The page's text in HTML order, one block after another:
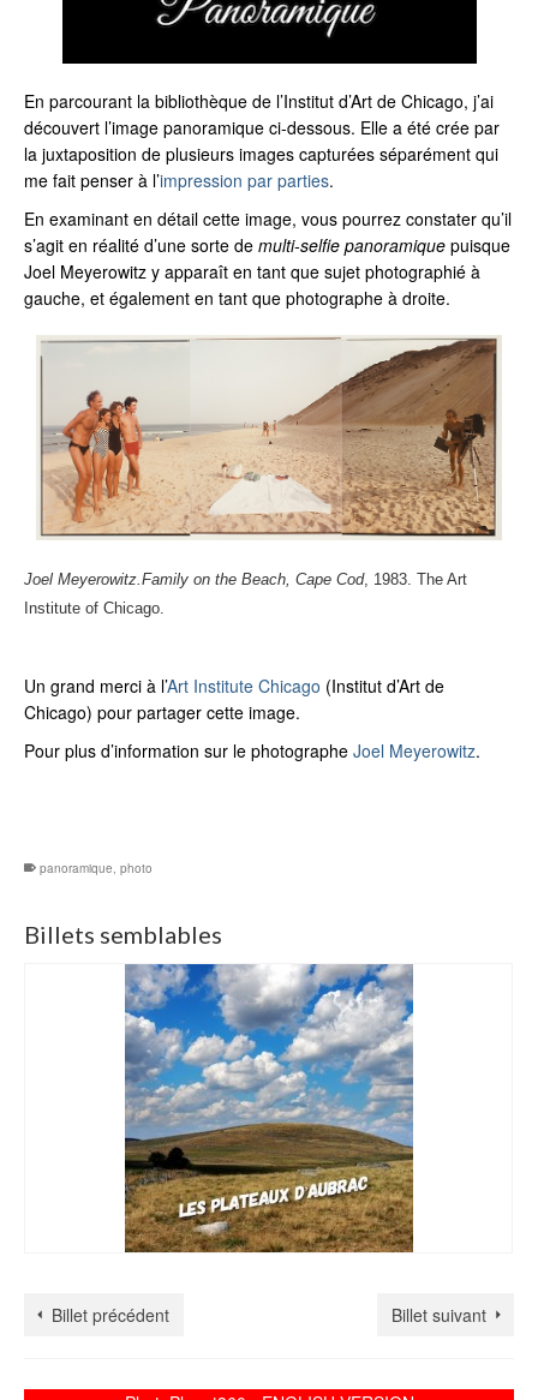
En parcourant la bibliothèque de l’Institut d’Art de Chicago, j’ai
découvert l’image panoramique ci-dessous. Elle a été crée par
la juxtaposition de plusieurs images capturées séparément qui
me fait penser à l’impression par parties.
En examinant en détail cette image, vous pourrez constater qu’il
s’agit en réalité d’une sorte de multi-selfie panoramique puisque
Joel Meyerowitz y apparaît en tant que sujet photographié à
gauche, et également en tant que photographe à droite.
Joel Meyerowitz. Family on the Beach, Cape Cod, 1983. The Art
Institute of Chicago.
Un grand merci à l’Art Institute Chicago (Institut d’Art de
Chicago) pour partager cette image.
Pour plus d’information sur le photographe Joel Meyerowitz.
panoramique photo
Billets semblables
Billet précédent Billet suivant